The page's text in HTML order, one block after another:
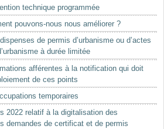
technique programmée
pouvons-nous nous améliorer ?
de permis d’urbanisme ou d’actes
à durée limitée
afférentes à la notification qui doit
de ces points
temporaires
2022 relatif à la digitalisation des
demandes de certificat et de permis